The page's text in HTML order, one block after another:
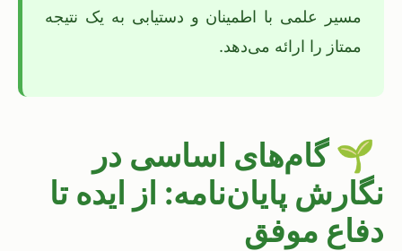
مسیر علمی با اطمینان و دستیابی به یک نتیجه
ممتاز را ارائه می‌دهد.
🌱 گام‌های اساسی در
نگارش پایان‌نامه: از ایده تا
دفاع موفق